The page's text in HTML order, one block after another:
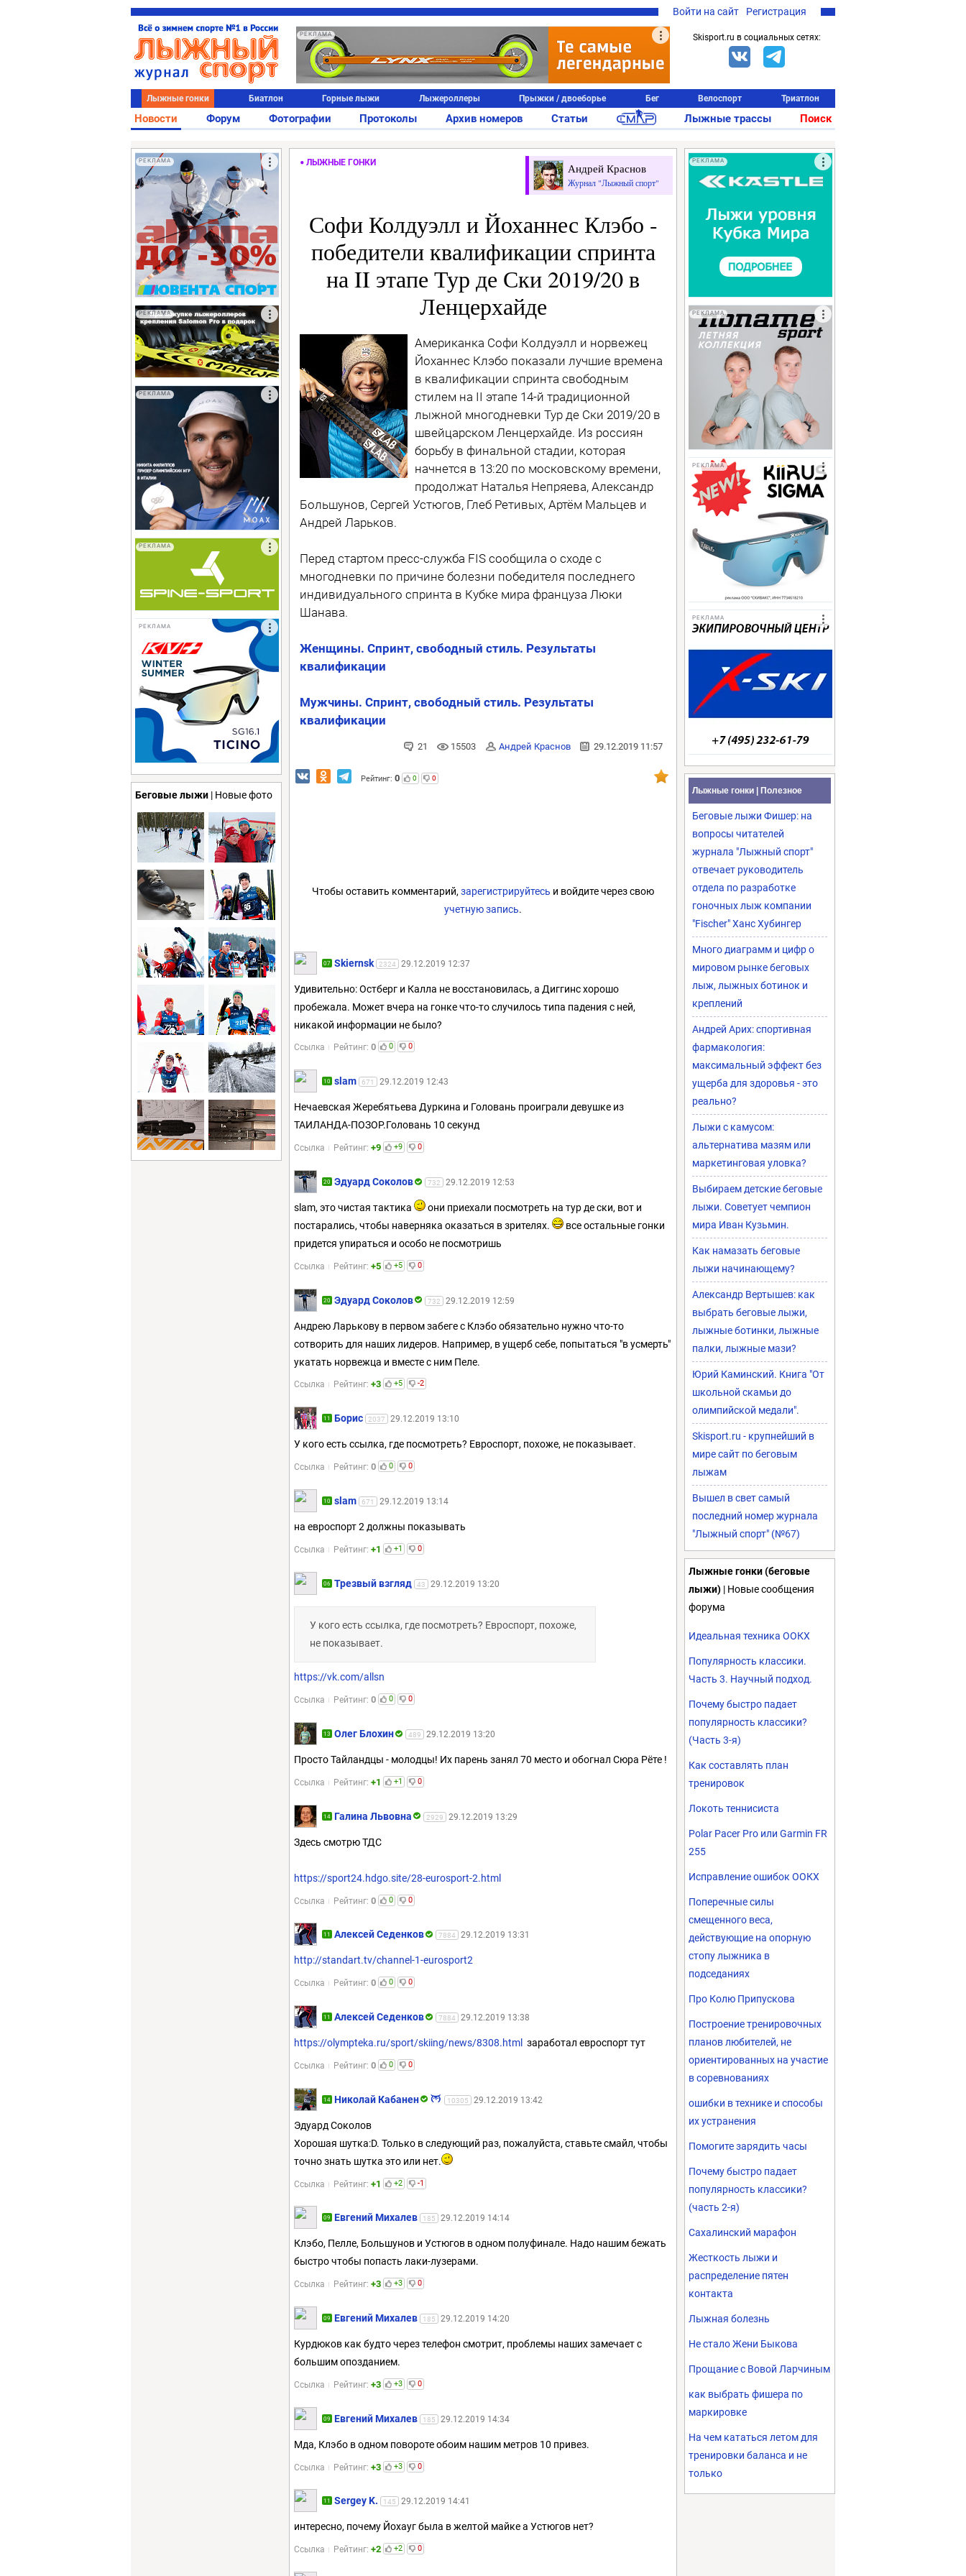
Войти на сайт Регистрация
РЕКЛАМА Skisport.ru в социальных сетях:
Лыжные гонки Биатлон Горные лыжи Лыжероллеры Прыжки / двоеборье Бег Велоспорт Триатлон
Новости Форум Фотографии Протоколы Архив номеров Статьи Лыжные трассы Поиск
РЕКЛАМА
РЕКЛАМА
РЕКЛАМА
РЕКЛАМА
РЕКЛАМА
Беговые лыжи | Новые фото
ЛЫЖНЫЕ ГОНКИ Андрей Краснов
Журнал "Лыжный спорт"
Софи Колдуэлл и Йоханнес Клэбо -
победители квалификации спринта
на II этапе Тур де Ски 2019/20 в
Ленцерхайде
Американка Софи Колдуэлл и норвежец
Йоханнес Клэбо показали лучшие времена
в квалификации спринта свободным
стилем на II этапе 14-й традиционной
лыжной многодневки Тур де Ски 2019/20 в
швейцарском Ленцерхайде. Из россиян
борьбу в финальной стадии, которая
начнется в 13:20 по московскому времени,
продолжат Наталья Непряева, Александр
Большунов, Сергей Устюгов, Глеб Ретивых, Артём Мальцев и
Андрей Ларьков.
Перед стартом пресс-служба FIS сообщила о сходе с
многодневки по причине болезни победителя последнего
индивидуального спринта в Кубке мира француза Люки
Шанава.
Женщины. Спринт, свободный стиль. Результаты
квалификации
Мужчины. Спринт, свободный стиль. Результаты
квалификации
21 15503 Андрей Краснов 29.12.2019 11:57
Рейтинг: 0 0 0
Чтобы оставить комментарий, зарегистрируйтесь и войдите через свою
учетную запись.
07 Skiernsk 2324 29.12.2019 12:37
Удивительно: Остберг и Калла не восстановилась, а Диггинс хорошо
пробежала. Может вчера на гонке что-то случилось типа падения с ней,
никакой информации не было?
Ссылка Рейтинг: 0 0 0
10 slam 671 29.12.2019 12:43
Нечаевская Жеребятьева Дуркина и Головань проиграли девушке из
ТАИЛАНДА-ПОЗОР.Головань 10 секунд
Ссылка Рейтинг: +9 +9 0
20 Эдуард Соколов 732 29.12.2019 12:53
slam, это чистая тактика
они приехали посмотреть на тур де ски, вот и
постарались, чтобы наверняка оказаться в зрителях.
все остальные гонки
придется упираться и особо не посмотришь
Ссылка Рейтинг: +5 +5 0
20 Эдуард Соколов 732 29.12.2019 12:59
Андрею Ларькову в первом забеге с Клэбо обязательно нужно что-то
сотворить для наших лидеров. Например, в ущерб себе, попытаться "в усмерть"
укатать норвежца и вместе с ним Пеле.
Ссылка Рейтинг: +3 +5 -2
11 Борис 2037 29.12.2019 13:10
У кого есть ссылка, где посмотреть? Евроспорт, похоже, не показывает.
Ссылка Рейтинг: 0 0 0
10 slam 671 29.12.2019 13:14
на евроспорт 2 должны показывать
Ссылка Рейтинг: +1 +1 0
06 Трезвый взгляд 43 29.12.2019 13:20
У кого есть ссылка, где посмотреть? Евроспорт, похоже,
не показывает.
https://vk.com/allsn
Ссылка Рейтинг: 0 0 0
13 Олег Блохин 489 29.12.2019 13:20
Просто Тайландцы - молодцы! Их парень занял 70 место и обогнал Сюра Рёте !
Ссылка Рейтинг: +1 +1 0
14 Галина Львовна 2929 29.12.2019 13:29
Здесь смотрю ТДС
https://sport24.hdgo.site/28-eurosport-2.html
Ссылка Рейтинг: 0 0 0
11 Алексей Седенков 7884 29.12.2019 13:31
http://standart.tv/channel-1-eurosport2
Ссылка Рейтинг: 0 0 0
11 Алексей Седенков 7884 29.12.2019 13:38
https://olympteka.ru/sport/skiing/news/8308.html заработал евроспорт тут
Ссылка Рейтинг: 0 0 0
14 Николай Кабанен 10305 29.12.2019 13:42
Эдуард Соколов
Хорошая шутка:D. Только в следующий раз, пожалуйста, ставьте смайл, чтобы
точно знать шутка это или нет.
Ссылка Рейтинг: +1 +2 -1
09 Евгений Михалев 185 29.12.2019 14:14
Клэбо, Пелле, Большунов и Устюгов в одном полуфинале. Надо нашим бежать
быстро чтобы попасть лаки-лузерами.
Ссылка Рейтинг: +3 +3 0
09 Евгений Михалев 185 29.12.2019 14:20
Курдюков как будто через телефон смотрит, проблемы наших замечает с
большим опозданием.
Ссылка Рейтинг: +3 +3 0
09 Евгений Михалев 185 29.12.2019 14:34
Мда, Клэбо в одном повороте обоим нашим метров 10 привез.
Ссылка Рейтинг: +3 +3 0
11 Sergey K. 145 29.12.2019 14:41
интересно, почему Йохауг была в желтой майке а Устюгов нет?
Ссылка Рейтинг: +2 +2 0
РЕКЛАМА
РЕКЛАМА
РЕКЛАМА
РЕКЛАМА
Лыжные гонки | Полезное
Беговые лыжи Фишер: на
вопросы читателей
журнала "Лыжный спорт"
отвечает руководитель
отдела по разработке
гоночных лыж компании
"Fischer" Ханс Хубингер
Много диаграмм и цифр о
мировом рынке беговых
лыж, лыжных ботинок и
креплений
Андрей Арих: спортивная
фармакология:
максимальный эффект без
ущерба для здоровья - это
реально?
Лыжи с камусом:
альтернатива мазям или
маркетинговая уловка?
Выбираем детские беговые
лыжи. Советует чемпион
мира Иван Кузьмин.
Как намазать беговые
лыжи начинающему?
Александр Вертышев: как
выбрать беговые лыжи,
лыжные ботинки, лыжные
палки, лыжные мази?
Юрий Каминский. Книга "От
школьной скамьи до
олимпийской медали".
Skisport.ru - крупнейший в
мире сайт по беговым
лыжам
Вышел в свет самый
последний номер журнала
"Лыжный спорт" (№67)
Лыжные гонки (беговые
лыжи) | Новые сообщения
форума
Идеальная техника ООКХ
Популярность классики.
Часть 3. Научный подход.
Почему быстро падает
популярность классики?
(Часть 3-я)
Как составлять план
тренировок
Локоть теннисиста
Polar Pacer Pro или Garmin FR
255
Исправление ошибок ООКХ
Поперечные силы
смещенного веса,
действующие на опорную
стопу лыжника в
подседаниях
Про Колю Припускова
Построение тренировочных
планов любителей, не
ориентированных на участие
в соревнованиях
ошибки в технике и способы
их устранения
Помогите зарядить часы
Почему быстро падает
популярность классики?
(часть 2-я)
Сахалинский марафон
Жесткость лыжи и
распределение пятен
контакта
Лыжная болезнь
Не стало Жени Быкова
Прощание с Вовой Ларчиным
как выбрать фишера по
маркировке
На чем кататься летом для
тренировки баланса и не
только